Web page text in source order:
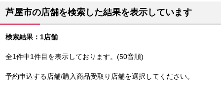
芦屋市の店舗を検索した結果を表示しています
検索結果：1店舗
全1件中1件目を表示しております。(50音順)
予約申込する店舗/購入商品受取り店舗を選択してください。